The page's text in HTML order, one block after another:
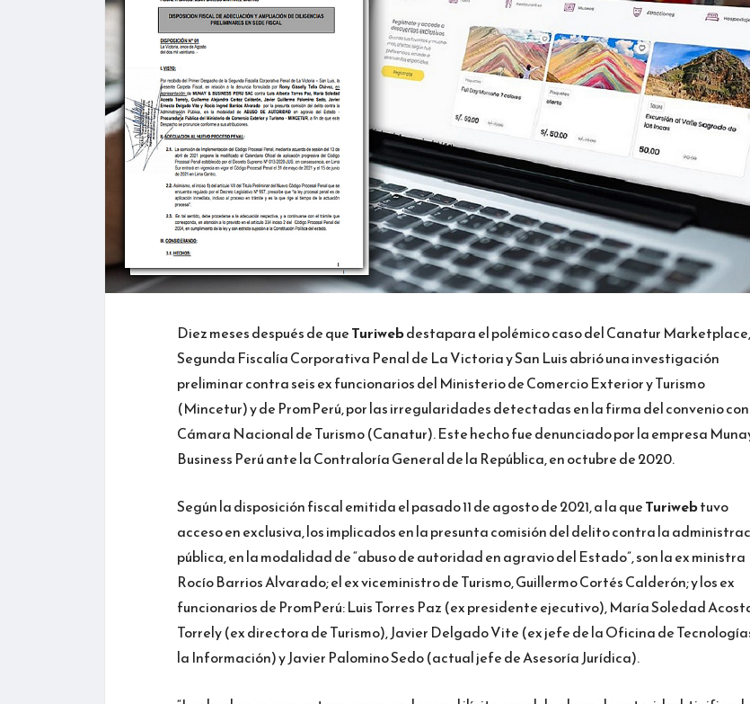
Diez meses después de queTuriwebdestapara el polémico caso del Canatur
Segunda Fiscalía Corporativa Penal de La Victoria y San Luis abrió una investigación
preliminar contra seis ex funcionarios del Ministerio de Comercio Exterior y Turismo
(Mincetur) y de PromPerú, por las irregularidades detectadas en la firma del convenio
Cámara Nacional de Turismo (Canatur). Este hecho fue denunciado por la empresa
Business Perú ante la Contraloría General de la República, en octubre de 2020.
Según la disposición fiscal emitida el pasado 11 de agosto de 2021, a la queTuriwebtuvo
acceso en exclusiva, los implicados en la presunta comisión del delito contra la
pública, en la modalidad de “abuso de autoridad en agravio del Estado”, son la ex ministra
Rocío Barrios Alvarado; el ex viceministro de Turismo, Guillermo Cortés Calderón; y los ex
funcionarios de PromPerú: Luis Torres Paz (ex presidente ejecutivo), María Soledad
Torrely (ex directora de Turismo), Javier Delgado Vite (ex jefe de la Oficina de
la Información) y Javier Palomino Sedo (actual jefe de Asesoría Jurídica).